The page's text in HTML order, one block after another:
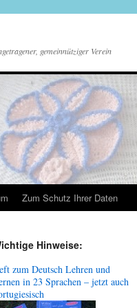
gemeinnütziger Verein
Zum Schutz Ihrer Daten
Hinweise:
zum Deutsch Lehren und
in 23 Sprachen – jetzt auch